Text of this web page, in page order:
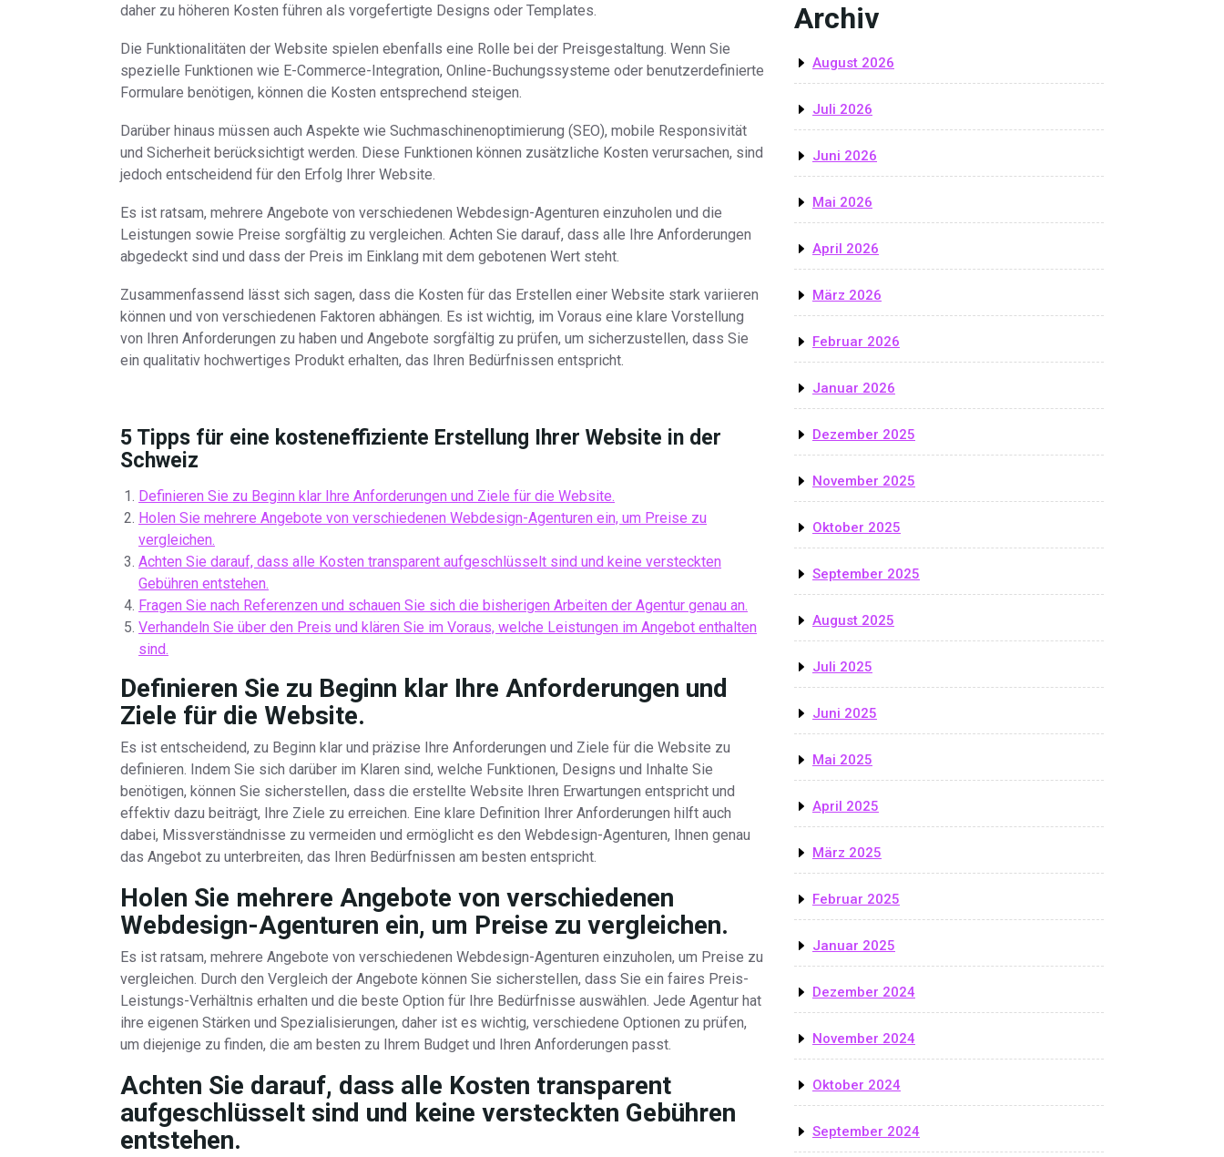
daher zu höheren Kosten führen als vorgefertigte Designs oder Templates.
Die Funktionalitäten der Website spielen ebenfalls eine Rolle bei der Preisgestaltung. Wenn Sie
spezielle Funktionen wie E-Commerce-Integration, Online-Buchungssysteme oder benutzerdefinierte
Formulare benötigen, können die Kosten entsprechend steigen.
Darüber hinaus müssen auch Aspekte wie Suchmaschinenoptimierung (SEO), mobile Responsivität
und Sicherheit berücksichtigt werden. Diese Funktionen können zusätzliche Kosten verursachen, sind
jedoch entscheidend für den Erfolg Ihrer Website.
Es ist ratsam, mehrere Angebote von verschiedenen Webdesign-Agenturen einzuholen und die
Leistungen sowie Preise sorgfältig zu vergleichen. Achten Sie darauf, dass alle Ihre Anforderungen
abgedeckt sind und dass der Preis im Einklang mit dem gebotenen Wert steht.
Zusammenfassend lässt sich sagen, dass die Kosten für das Erstellen einer Website stark variieren
können und von verschiedenen Faktoren abhängen. Es ist wichtig, im Voraus eine klare Vorstellung
von Ihren Anforderungen zu haben und Angebote sorgfältig zu prüfen, um sicherzustellen, dass Sie
ein qualitativ hochwertiges Produkt erhalten, das Ihren Bedürfnissen entspricht.
5 Tipps für eine kosteneffiziente Erstellung Ihrer Website in der
Schweiz
Definieren Sie zu Beginn klar Ihre Anforderungen und Ziele für die Website.
Holen Sie mehrere Angebote von verschiedenen Webdesign-Agenturen ein, um Preise zu
vergleichen.
Achten Sie darauf, dass alle Kosten transparent aufgeschlüsselt sind und keine versteckten
Gebühren entstehen.
Fragen Sie nach Referenzen und schauen Sie sich die bisherigen Arbeiten der Agentur genau an.
Verhandeln Sie über den Preis und klären Sie im Voraus, welche Leistungen im Angebot enthalten
sind.
Definieren Sie zu Beginn klar Ihre Anforderungen und
Ziele für die Website.
Es ist entscheidend, zu Beginn klar und präzise Ihre Anforderungen und Ziele für die Website zu
definieren. Indem Sie sich darüber im Klaren sind, welche Funktionen, Designs und Inhalte Sie
benötigen, können Sie sicherstellen, dass die erstellte Website Ihren Erwartungen entspricht und
effektiv dazu beiträgt, Ihre Ziele zu erreichen. Eine klare Definition Ihrer Anforderungen hilft auch
dabei, Missverständnisse zu vermeiden und ermöglicht es den Webdesign-Agenturen, Ihnen genau
das Angebot zu unterbreiten, das Ihren Bedürfnissen am besten entspricht.
Holen Sie mehrere Angebote von verschiedenen
Webdesign-Agenturen ein, um Preise zu vergleichen.
Es ist ratsam, mehrere Angebote von verschiedenen Webdesign-Agenturen einzuholen, um Preise zu
vergleichen. Durch den Vergleich der Angebote können Sie sicherstellen, dass Sie ein faires Preis-
Leistungs-Verhältnis erhalten und die beste Option für Ihre Bedürfnisse auswählen. Jede Agentur hat
ihre eigenen Stärken und Spezialisierungen, daher ist es wichtig, verschiedene Optionen zu prüfen,
um diejenige zu finden, die am besten zu Ihrem Budget und Ihren Anforderungen passt.
Achten Sie darauf, dass alle Kosten transparent
aufgeschlüsselt sind und keine versteckten Gebühren
entstehen.
Archiv
August 2026
Juli 2026
Juni 2026
Mai 2026
April 2026
März 2026
Februar 2026
Januar 2026
Dezember 2025
November 2025
Oktober 2025
September 2025
August 2025
Juli 2025
Juni 2025
Mai 2025
April 2025
März 2025
Februar 2025
Januar 2025
Dezember 2024
November 2024
Oktober 2024
September 2024